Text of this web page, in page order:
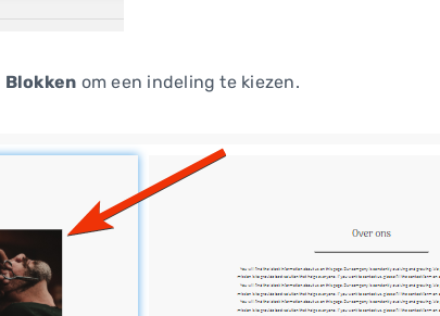
Blokken om een indeling te kiezen.